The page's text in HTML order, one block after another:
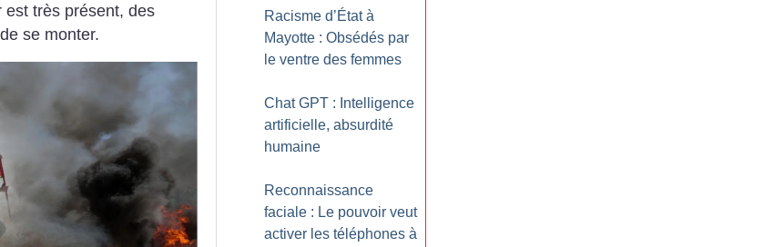
est très présent, des
se monter.
Racisme d’État à
Mayotte : Obsédés par
le ventre des femmes
Chat GPT : Intelligence
artificielle, absurdité
humaine
Reconnaissance
faciale : Le pouvoir veut
activer les téléphones à